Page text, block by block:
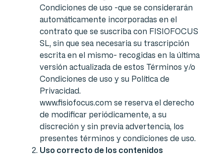
Condiciones de uso -que se considerarán
automáticamente incorporadas en el
contrato que se suscriba con FISIOFOCUS
SL, sin que sea necesaria su trascripción
escrita en el mismo- recogidas en la última
versión actualizada de estos Términos y/o
Condiciones de uso y su Política de
Privacidad.
www.fisiofocus.com se reserva el derecho
de modificar periódicamente, a su
discreción y sin previa advertencia, los
presentes términos y condiciones de uso.
Uso correcto de los contenidos